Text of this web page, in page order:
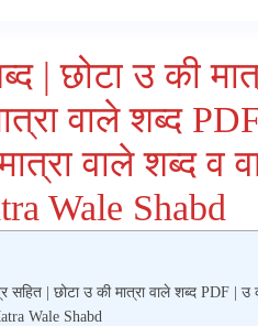
| छोटा उ की
वाले शब्द
वाले शब्द व
Wale Shabd
सहित | छोटा उ की मात्रा वाले शब्द PDF | उ
Wale Shabd